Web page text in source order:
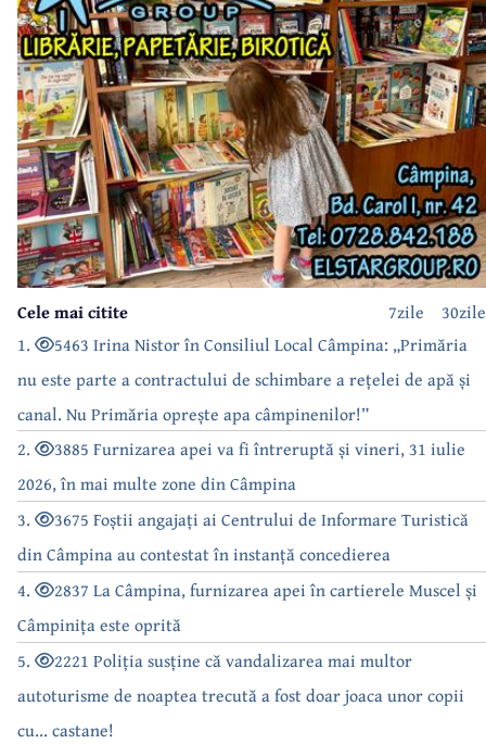
30zile
7zile
Cele mai citite
1.
5463 Irina Nistor în Consiliul Local Câmpina: „Primăria
nu este parte a contractului de schimbare a rețelei de apă și
canal. Nu Primăria oprește apa câmpinenilor!”
2.
3885 Furnizarea apei va fi întreruptă și vineri, 31 iulie
2026, în mai multe zone din Câmpina
3.
3675 Foștii angajați ai Centrului de Informare Turistică
din Câmpina au contestat în instanță concedierea
4.
2837 La Câmpina, furnizarea apei în cartierele Muscel și
Câmpinița este oprită
5.
2221 Poliția susține că vandalizarea mai multor
autoturisme de noaptea trecută a fost doar joaca unor copii
cu... castane!